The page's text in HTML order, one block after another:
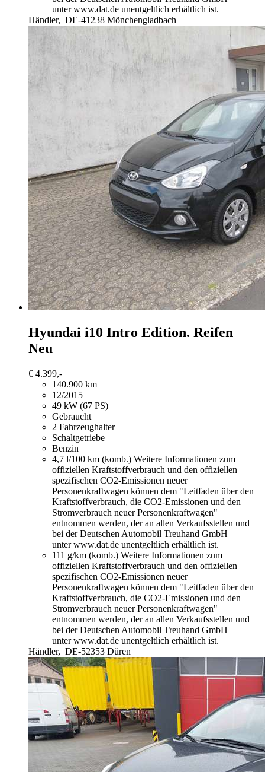
unter www.dat.de unentgeltlich erhältlich ist.
Händler, DE-41238 Mönchengladbach
Hyundai i10 Intro Edition. Reifen
Neu
€ 4.399,-
140.900 km
12/2015
49 kW (67 PS)
Gebraucht
2 Fahrzeughalter
Schaltgetriebe
Benzin
4,7 l/100 km (komb.) Weitere Informationen zum
offiziellen Kraftstoffverbrauch und den offiziellen
spezifischen CO2-Emissionen neuer
Personenkraftwagen können dem "Leitfaden über den
Kraftstoffverbrauch, die CO2-Emissionen und den
Stromverbrauch neuer Personenkraftwagen"
entnommen werden, der an allen Verkaufsstellen und
bei der Deutschen Automobil Treuhand GmbH
unter www.dat.de unentgeltlich erhältlich ist.
111 g/km (komb.) Weitere Informationen zum
offiziellen Kraftstoffverbrauch und den offiziellen
spezifischen CO2-Emissionen neuer
Personenkraftwagen können dem "Leitfaden über den
Kraftstoffverbrauch, die CO2-Emissionen und den
Stromverbrauch neuer Personenkraftwagen"
entnommen werden, der an allen Verkaufsstellen und
bei der Deutschen Automobil Treuhand GmbH
unter www.dat.de unentgeltlich erhältlich ist.
Händler, DE-52353 Düren